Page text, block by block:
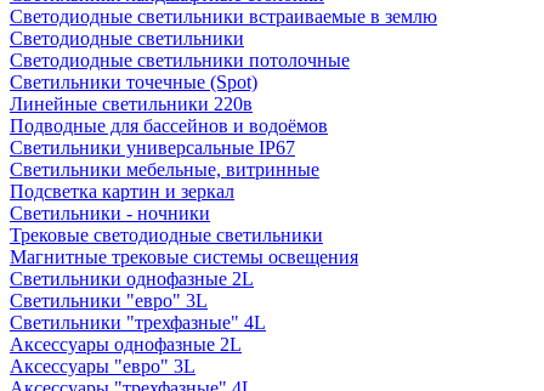
Светодиодные светильники встраиваемые в землю
Светодиодные светильники
Светодиодные светильники потолочные
Светильники точечные (Spot)
Линейные светильники 220в
Подводные для бассейнов и водоёмов
Светильники универсальные IP67
Светильники мебельные, витринные
Подсветка картин и зеркал
Светильники - ночники
Трековые светодиодные светильники
Магнитные трековые системы освещения
Светильники однофазные 2L
Светильники "евро" 3L
Светильники "трехфазные" 4L
Аксессуары однофазные 2L
Аксессуары "евро" 3L